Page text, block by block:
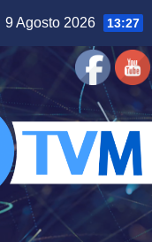
9 Agosto 2026 13:27